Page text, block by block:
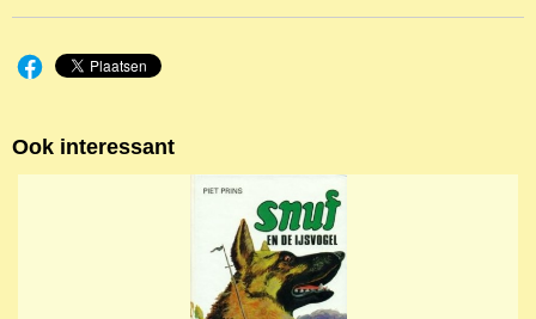
Ook interessant